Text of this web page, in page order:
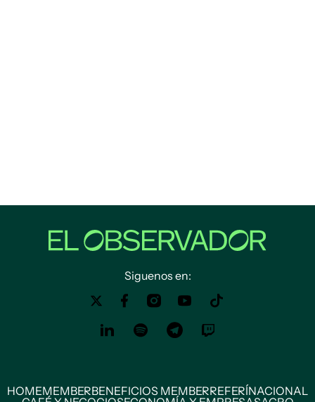
Siguenos en:
HOMEMEMBERBENEFICIOS MEMBERREFERÍNACIONAL